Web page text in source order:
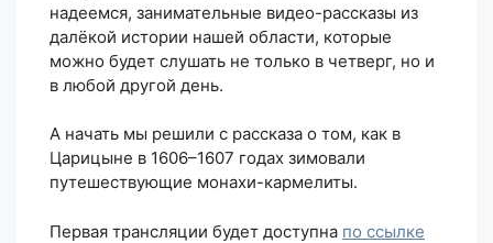
надеемся, занимательные видео-рассказы из
далёкой истории нашей области, которые
можно будет слушать не только в четверг, но и
в любой другой день.
А начать мы решили с рассказа о том, как в
Царицыне в 1606–1607 годах зимовали
путешествующие монахи-кармелиты.
Первая трансляции будет доступна по ссылке